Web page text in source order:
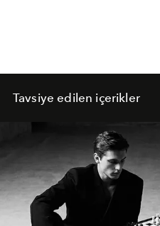
Tavsiye edilen içerikler